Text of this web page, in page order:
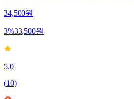
34,500원
3%33,500원
5.0
(10)